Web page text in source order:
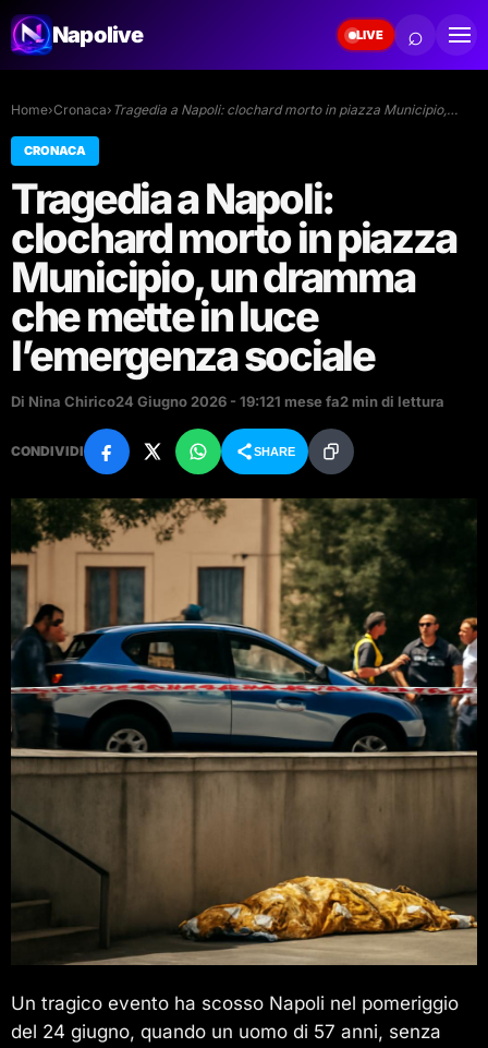
Napolive LIVE ⌕
Home›Cronaca› Tragedia a Napoli: clochard morto in piazza Municipio,…
CRONACA
Tragedia a Napoli:
clochard morto in piazza
Municipio, un dramma
che mette in luce
l’emergenza sociale
Di Nina Chirico24 Giugno 2026 - 19:121 mese fa2 min di lettura
CONDIVIDI SHARE
Un tragico evento ha scosso Napoli nel pomeriggio
del 24 giugno, quando un uomo di 57 anni, senza